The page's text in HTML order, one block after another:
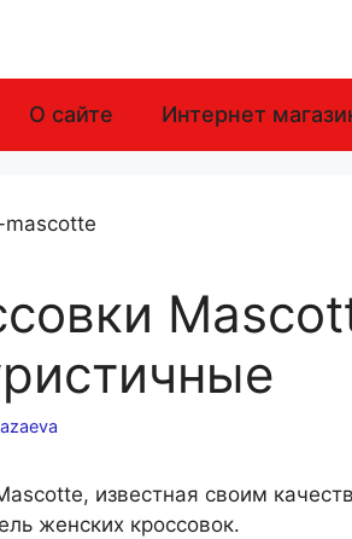
О сайте Интернет
известная своим
женских кроссовок.